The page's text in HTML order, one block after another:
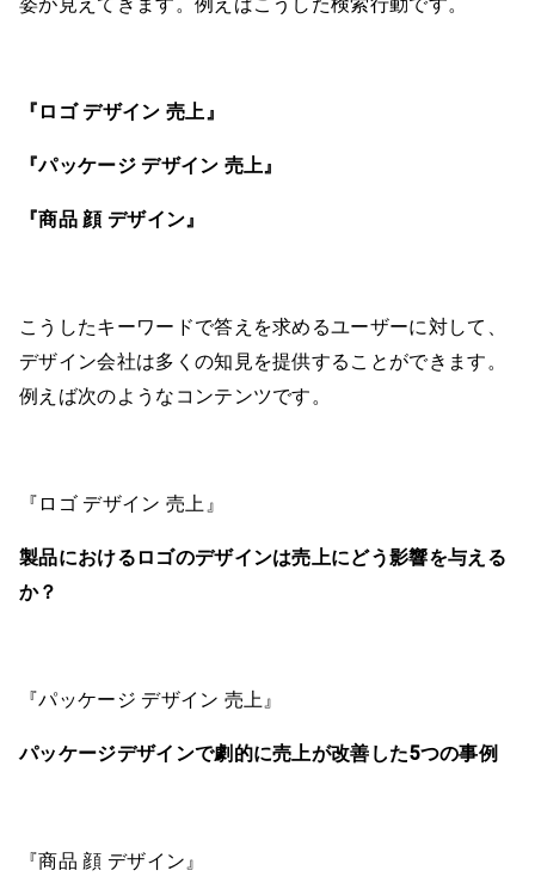
『ロゴ デザイン 売上』
『パッケージ デザイン 売上』
『商品 顔 デザイン』
こうしたキーワードで答えを求めるユーザーに対して、
デザイン会社は多くの知見を提供することができます。
例えば次のようなコンテンツです。
『ロゴ デザイン 売上』
製品におけるロゴのデザインは売上にどう影響を与える
か？
『パッケージ デザイン 売上』
パッケージデザインで劇的に売上が改善した5つの事例
『商品 顔 デザイン』